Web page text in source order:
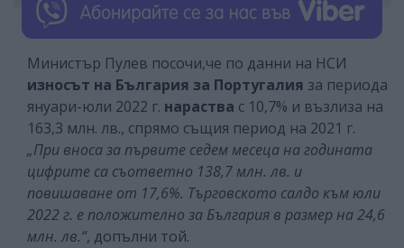
Министър Пулев посочи,че по данни на НСИ
износът на България за Португалия за периода
януари-юли 2022 г. нараства с 10,7% и възлиза на
163,3 млн. лв., спрямо същия период на 2021 г.
„При вноса за първите седем месеца на годината
цифрите са съответно 138,7 млн. лв. и
повишаване от 17,6%. Търговското салдо към юли
2022 г. е положително за България в размер на 24,6
млн. лв.“, допълни той.